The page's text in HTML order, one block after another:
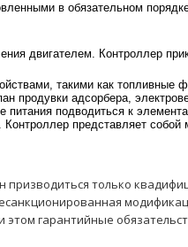
в обязательном
двигателем. Контроллер
такими как топливные
продувки адсорбера,
подводиться к
представляет
только
гарантийные